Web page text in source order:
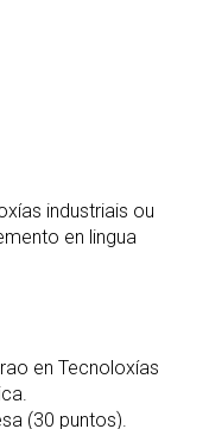
industriais ou
en lingua
en Tecnoloxías
(30 puntos).